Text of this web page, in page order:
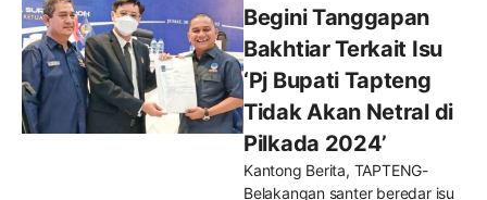
Begini Tanggapan
Bakhtiar Terkait Isu
‘Pj Bupati Tapteng
Tidak Akan Netral di
Pilkada 2024’
Kantong Berita, TAPTENG-
Belakangan santer beredar isu